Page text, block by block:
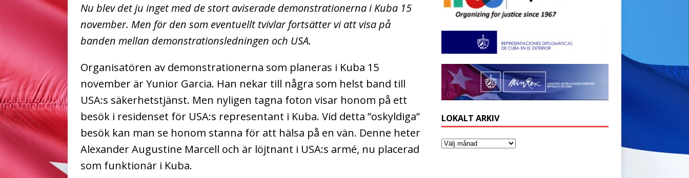
Nu blev det ju inget med de stort aviserade demonstrationerna i Kuba 15
november. Men för den som eventuellt tvivlar fortsätter vi att visa på
banden mellan demonstrationsledningen och USA.
Organisatören av demonstrationerna som planeras i Kuba 15
november är Yunior Garcia. Han nekar till några som helst band till
USA:s säkerhetstjänst. Men nyligen tagna foton visar honom på ett
besök i residenset för USA:s representant i Kuba. Vid detta ”oskyldiga”
besök kan man se honom stanna för att hälsa på en vän. Denne heter
Alexander Augustine Marcell och är löjtnant i USA:s armé, nu placerad
som funktionär i Kuba.
LOKALT ARKIV